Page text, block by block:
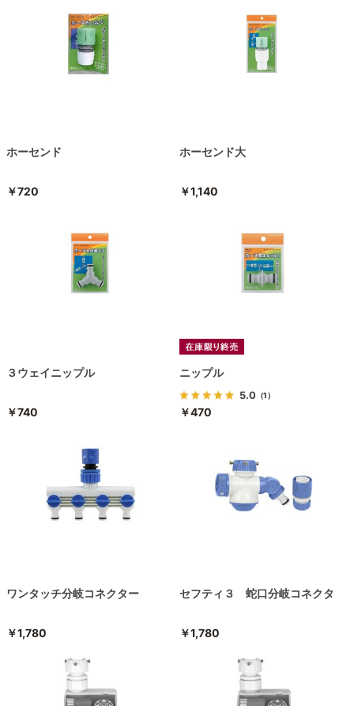
ホーセンド
￥720
ホーセンド大
￥1,140
３ウェイニップル
￥740
ニップル
5.0 （1）
￥470
ワンタッチ分岐コネクター
￥1,780
セフティ３ 蛇口分岐コネクタ
￥1,780